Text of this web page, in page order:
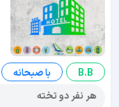
B.B
با صبحانه
هر نفر دو تخته